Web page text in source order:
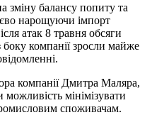
зміну балансу попиту та
нарощуючи імпорт
атак 8 травня обсяги
боку компанії зросли майже
компанії Дмитра Маляра,
можливість мінімізувати
споживачам.